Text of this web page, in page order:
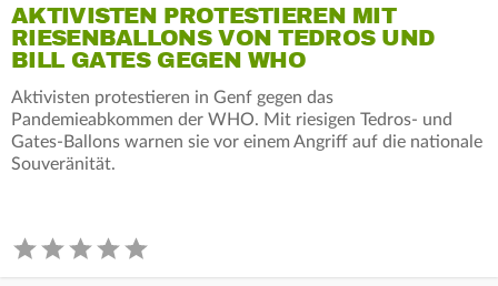
AKTIVISTEN PROTESTIEREN MIT
RIESENBALLONS VON TEDROS UND
BILL GATES GEGEN WHO
Aktivisten protestieren in Genf gegen das
Pandemieabkommen der WHO. Mit riesigen Tedros- und
Gates-Ballons warnen sie vor einem Angriff auf die nationale
Souveränität.